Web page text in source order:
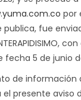
por
publica, fue
fecha 5 de junio
de información
el presente aviso